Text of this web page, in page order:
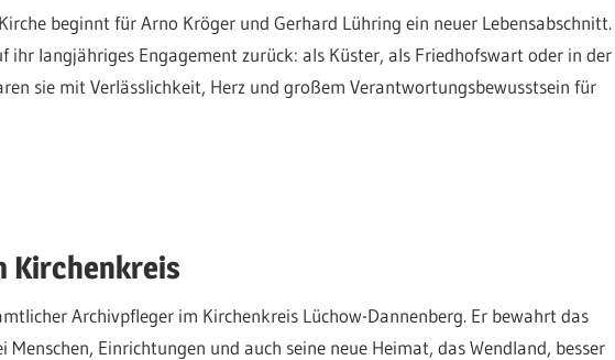
beginnt für Arno Kröger und Gerhard Lühring ein neuer Lebensabschnitt.
langjähriges Engagement zurück: als Küster, als Friedhofswart oder in der
sie mit Verlässlichkeit, Herz und großem Verantwortungsbewusstsein für
Kirchenkreis
Archivpfleger im Kirchenkreis Lüchow-Dannenberg. Er bewahrt das
Einrichtungen und auch seine neue Heimat, das Wendland, besser